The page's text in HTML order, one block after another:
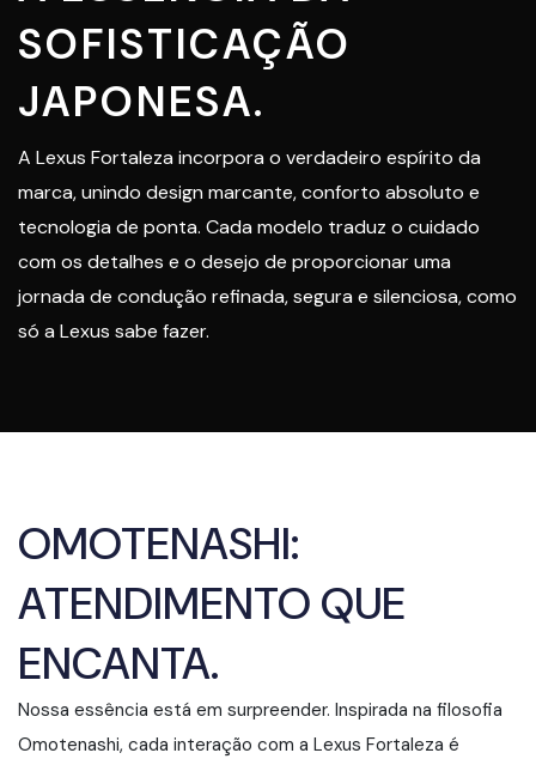
SOFISTICAÇÃO
JAPONESA.
A Lexus Fortaleza incorpora o verdadeiro espírito da
marca, unindo design marcante, conforto absoluto e
tecnologia de ponta. Cada modelo traduz o cuidado
com os detalhes e o desejo de proporcionar uma
jornada de condução refinada, segura e silenciosa, como
só a Lexus sabe fazer.
OMOTENASHI:
ATENDIMENTO QUE
ENCANTA.
Nossa essência está em surpreender. Inspirada na filosofia
Omotenashi, cada interação com a Lexus Fortaleza é